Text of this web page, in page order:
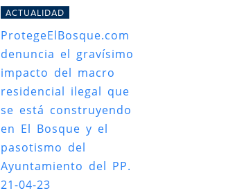
ACTUALIDAD
ProtegeElBosque.com
denuncia el gravísimo
impacto del macro
residencial ilegal que
se está construyendo
en El Bosque y el
pasotismo del
Ayuntamiento del PP.
21-04-23